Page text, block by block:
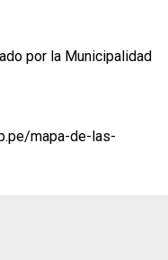
por la Municipalidad
mapa-de-las-